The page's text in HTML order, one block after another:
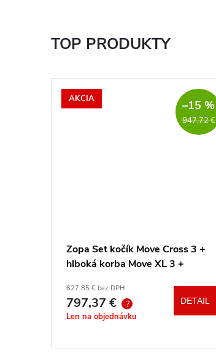
TOP PRODUKTY
AKCIA
947,72 €
–15 %
Zopa Set kočík Move Cross 3 +
hlboká korba Move XL 3 +
výberu + báza
627,85 € bez DPH
797,37 € ?
Len na objednávku
DETAIL